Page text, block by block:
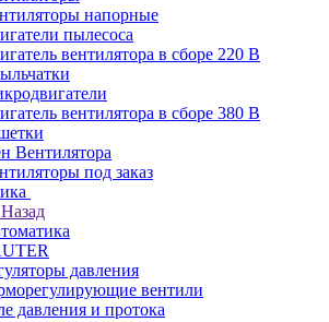
напорные
пылесоса
вентилятора в сборе 220 В
вентилятора в сборе 380 В
Вентилятора
под заказ
Назад
давления
вентили
давления и протока